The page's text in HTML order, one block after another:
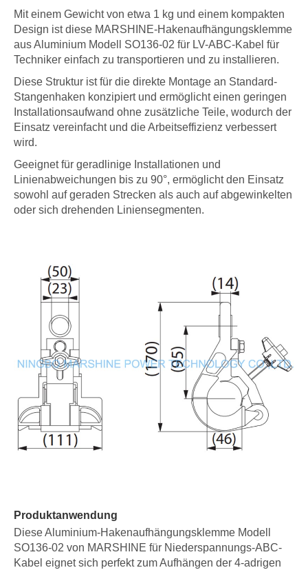
Mit einem Gewicht von etwa 1 kg und einem kompakten
Design ist diese MARSHINE-Hakenaufhängungsklemme
aus Aluminium Modell SO136-02 für LV-ABC-Kabel für
Techniker einfach zu transportieren und zu installieren.
Diese Struktur ist für die direkte Montage an Standard-
Stangenhaken konzipiert und ermöglicht einen geringen
Installationsaufwand ohne zusätzliche Teile, wodurch der
Einsatz vereinfacht und die Arbeitseffizienz verbessert
wird.
Geeignet für geradlinige Installationen und
Linienabweichungen bis zu 90°, ermöglicht den Einsatz
sowohl auf geraden Strecken als auch auf abgewinkelten
oder sich drehenden Liniensegmenten.
Produktanwendung
Diese Aluminium-Hakenaufhängungsklemme Modell
SO136-02 von MARSHINE für Niederspannungs-ABC-
Kabel eignet sich perfekt zum Aufhängen der 4-adrigen